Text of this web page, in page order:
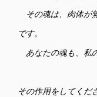
その魂は、⾁体が
です。
あなたの魂も、私
その作⽤をしてくだ